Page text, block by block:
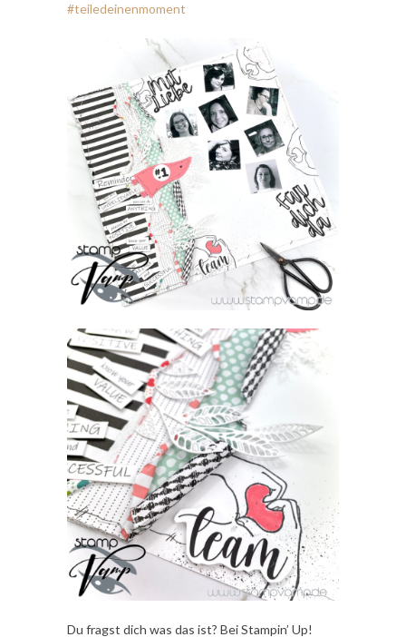
#teiledeinenmoment
Du fragst dich was das ist? Bei Stampin’ Up!